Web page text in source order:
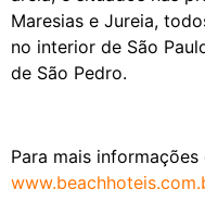
Maresias e Jureia,
no interior de São
de São Pedro.
Para mais informações